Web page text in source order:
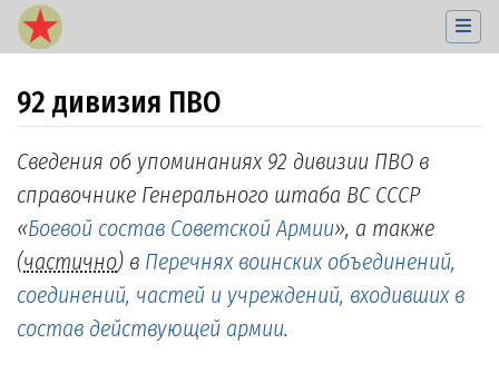
92 дивизия ПВО
Перейти к:навигация,поиск
Сведения об упоминаниях 92 дивизии ПВО в
справочнике Генерального штаба ВС СССР
«Боевой состав Советской Армии», а также
(частично) в Перечнях воинских объединений,
соединений, частей и учреждений, входивших в
состав действующей армии.